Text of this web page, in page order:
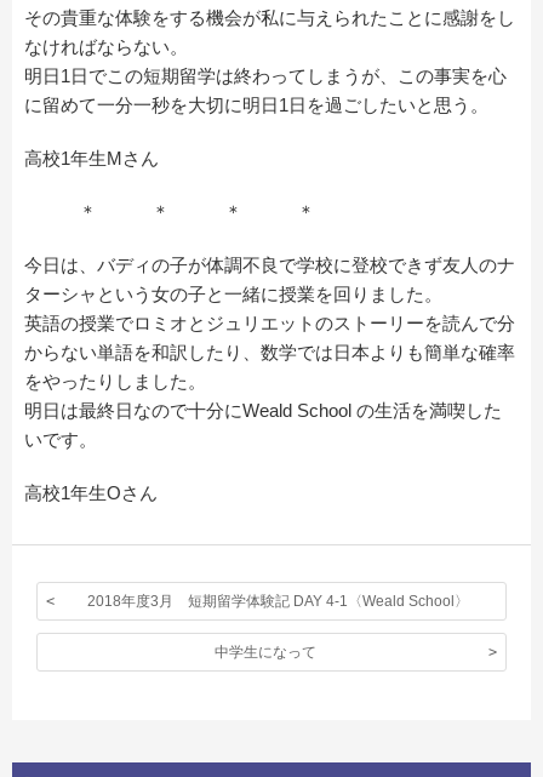
その貴重な体験をする機会が私に与えられたことに感謝をし
なければならない。
明日1日でこの短期留学は終わってしまうが、この事実を心
に留めて一分一秒を大切に明日1日を過ごしたいと思う。
高校1年生Mさん
＊ ＊ ＊ ＊
今日は、バディの子が体調不良で学校に登校できず友人のナ
ターシャという女の子と一緒に授業を回りました。
英語の授業でロミオとジュリエットのストーリーを読んで分
からない単語を和訳したり、数学では日本よりも簡単な確率
をやったりしました。
明日は最終日なので十分にWeald School の生活を満喫した
いです。
高校1年生Oさん
2018年度3月 短期留学体験記 DAY 4-1〈Weald School〉
中学生になって